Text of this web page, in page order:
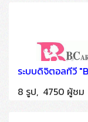
8 รูป, 4750 ผู้ชม